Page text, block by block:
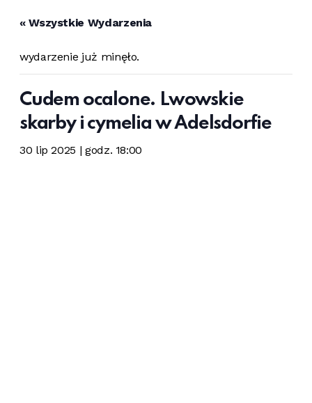
« Wszystkie Wydarzenia
wydarzenie już minęło.
Cudem ocalone. Lwowskie
skarby i cymelia w Adelsdorfie
30 lip 2025 | godz. 18:00